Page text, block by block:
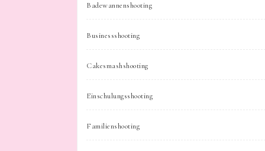
Badewannenshooting
Businessshooting
Cakesmashshooting
Einschulungsshooting
Familienshooting